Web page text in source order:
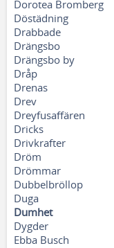
Dorotea Bromberg
Döstädning
Drabbade
Drängsbo
Drängsbo by
Dråp
Drenas
Drev
Dreyfusaffären
Dricks
Drivkrafter
Dröm
Drömmar
Dubbelbröllop
Duga
Dumhet
Dygder
Ebba Busch